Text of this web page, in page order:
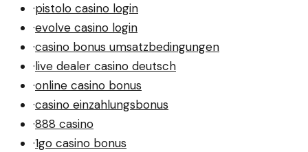
·pistolo casino login
·evolve casino login
·casino bonus umsatzbedingungen
·live dealer casino deutsch
·online casino bonus
·casino einzahlungsbonus
·888 casino
·1go casino bonus